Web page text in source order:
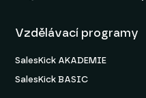
Vzdělávací programy
SalesKick AKADEMIE
SalesKick BASIC